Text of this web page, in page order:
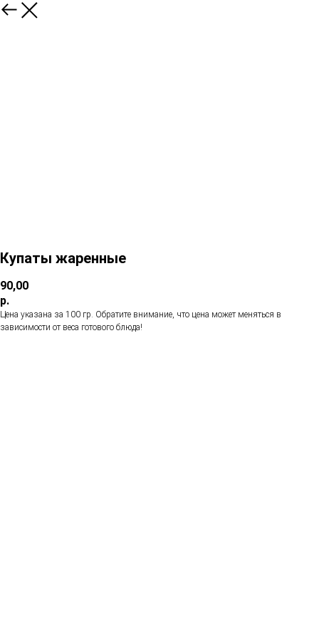
Купаты жаренные
90,00
р.
Цена указана за 100 гр. Обратите внимание, что цена может меняться в
зависимости от веса готового блюда!